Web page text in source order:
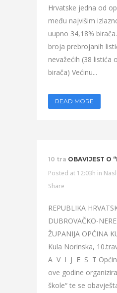
Hrvatske jedna od
među najvišim
uupno 34,18%
broja prebrojanih
nevažećih (38 listića
birača) Većinu...
READ MORE
10 tra OBAVIJEST O
Posted at 12:03h in
Share
REPUBLIKA
DUBROVAČKO-
ŽUPANIJA OPĆINA
Kula Norinska,
A V I J E S T
ove godine
škole“ te se